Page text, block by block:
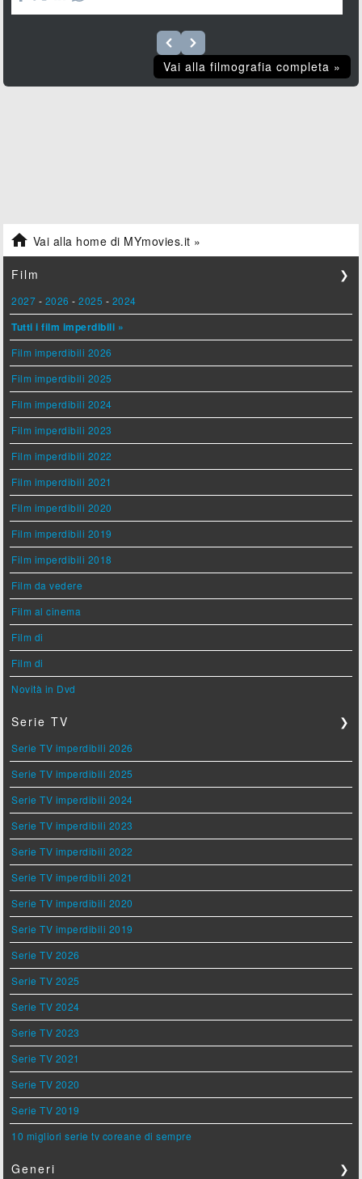
Vai alla filmografia completa »
 Vai alla home di MYmovies.it »
Film ❯
2027 - 2026 -2025 - 2024
Tutti i film imperdibili »
Film imperdibili 2026
Film imperdibili 2025
Film imperdibili 2024
Film imperdibili 2023
Film imperdibili 2022
Film imperdibili 2021
Film imperdibili 2020
Film imperdibili 2019
Film imperdibili 2018
Film da vedere
Film al cinema
Film di
Film di
Novità in Dvd
Serie TV ❯
Serie TV imperdibili 2026
Serie TV imperdibili 2025
Serie TV imperdibili 2024
Serie TV imperdibili 2023
Serie TV imperdibili 2022
Serie TV imperdibili 2021
Serie TV imperdibili 2020
Serie TV imperdibili 2019
Serie TV 2026
Serie TV 2025
Serie TV 2024
Serie TV 2023
Serie TV 2021
Serie TV 2020
Serie TV 2019
10 migliori serie tv coreane di sempre
Generi ❯